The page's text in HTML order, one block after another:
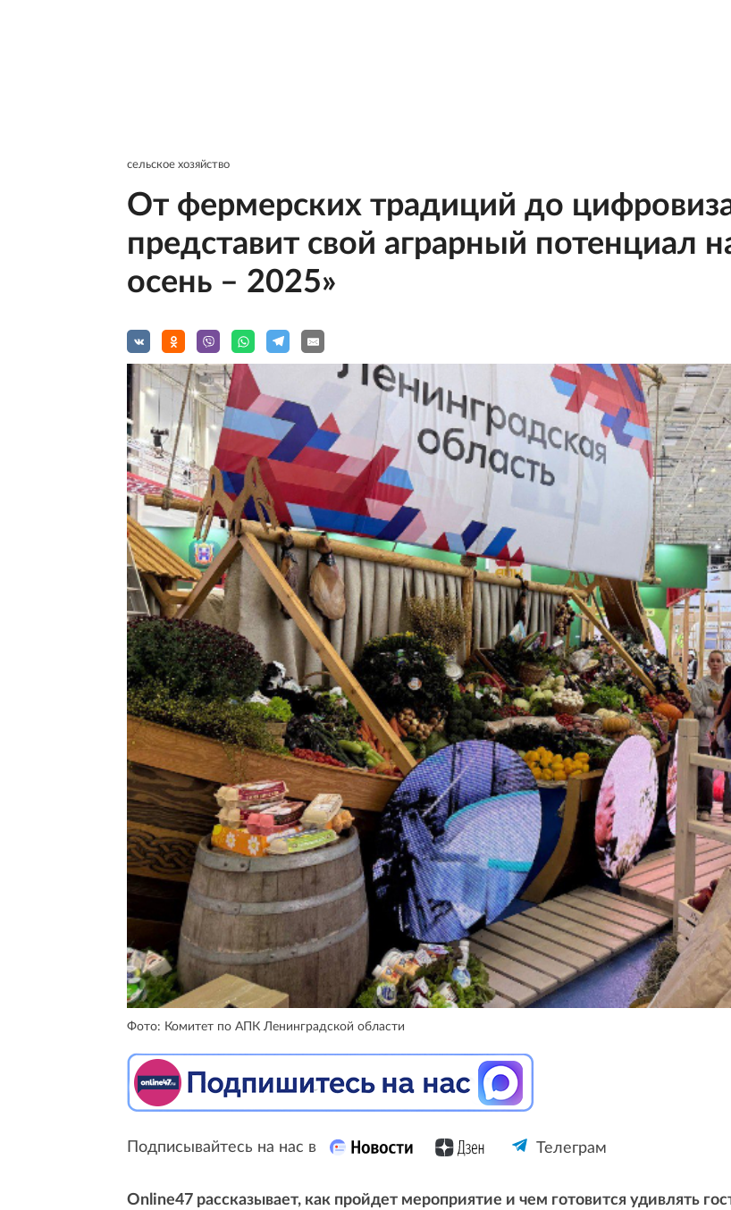
сельское хозяйство
От фермерских традиций до
представит свой аграрный потенциал
осень – 2025»
Фото: Комитет по АПК Ленинградской области
Подписывайтесь на нас в Телеграм
Online47 рассказывает, как пройдет мероприятие и чем готовится удивлять